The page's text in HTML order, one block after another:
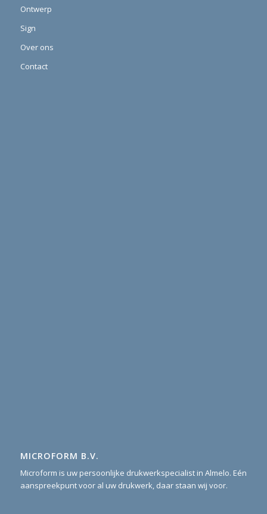
Ontwerp
Sign
Over ons
Contact
MICROFORM B.V.
Microform is uw persoonlijke drukwerkspecialist in Almelo. Eén
aanspreekpunt voor al uw drukwerk, daar staan wij voor.